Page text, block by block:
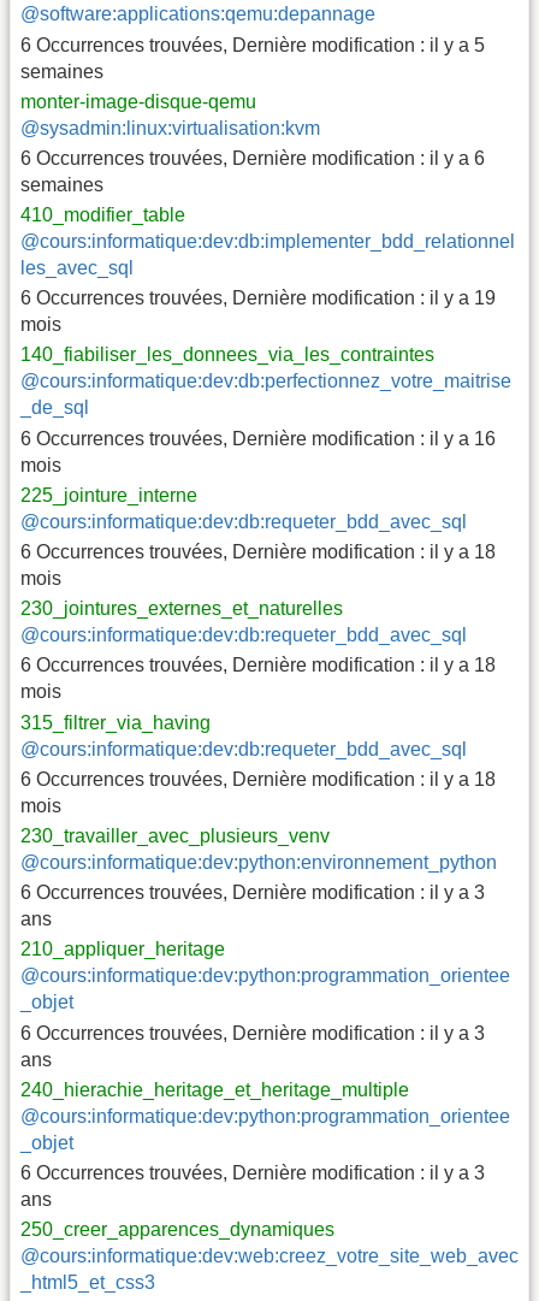
@software:applications:qemu:depannage
6 Occurrences trouvées, Dernière modification : il y a 5
semaines
monter-image-disque-qemu
@sysadmin:linux:virtualisation:kvm
6 Occurrences trouvées, Dernière modification : il y a 6
semaines
410_modifier_table
@cours:informatique:dev:db:implementer_bdd_relationnel
les_avec_sql
6 Occurrences trouvées, Dernière modification : il y a 19
mois
140_fiabiliser_les_donnees_via_les_contraintes
@cours:informatique:dev:db:perfectionnez_votre_maitrise
_de_sql
6 Occurrences trouvées, Dernière modification : il y a 16
mois
225_jointure_interne
@cours:informatique:dev:db:requeter_bdd_avec_sql
6 Occurrences trouvées, Dernière modification : il y a 18
mois
230_jointures_externes_et_naturelles
@cours:informatique:dev:db:requeter_bdd_avec_sql
6 Occurrences trouvées, Dernière modification : il y a 18
mois
315_filtrer_via_having
@cours:informatique:dev:db:requeter_bdd_avec_sql
6 Occurrences trouvées, Dernière modification : il y a 18
mois
230_travailler_avec_plusieurs_venv
@cours:informatique:dev:python:environnement_python
6 Occurrences trouvées, Dernière modification : il y a 3
ans
210_appliquer_heritage
@cours:informatique:dev:python:programmation_orientee
_objet
6 Occurrences trouvées, Dernière modification : il y a 3
ans
240_hierachie_heritage_et_heritage_multiple
@cours:informatique:dev:python:programmation_orientee
_objet
6 Occurrences trouvées, Dernière modification : il y a 3
ans
250_creer_apparences_dynamiques
@cours:informatique:dev:web:creez_votre_site_web_avec
_html5_et_css3